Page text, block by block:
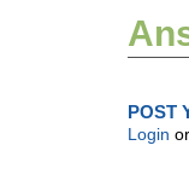
POST
Login or